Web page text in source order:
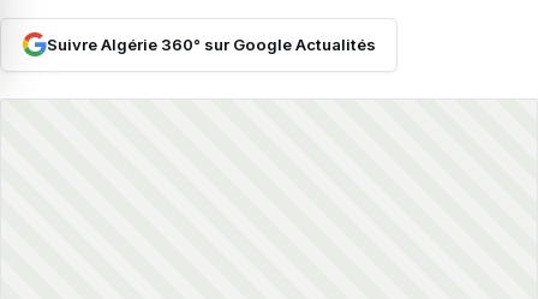
Suivre Algérie 360° sur Google Actualités